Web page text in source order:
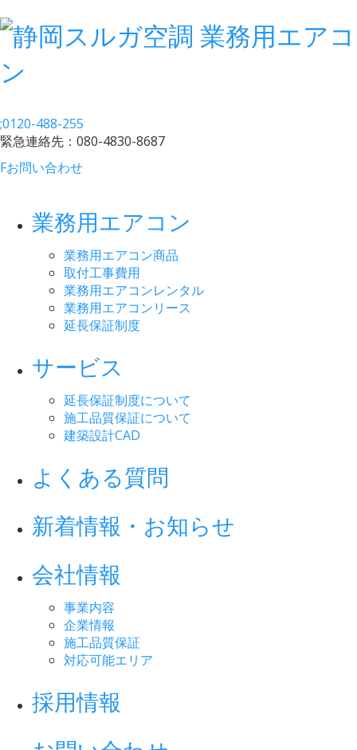
;0120-488-255
緊急連絡先： 080-4830-8687
Fお問い合わせ
業務用エアコン
業務用エアコン商品
取付工事費用
業務用エアコンレンタル
業務用エアコンリース
延長保証制度
サービス
延長保証制度について
施工品質保証について
建築設計CAD
よくある質問
新着情報・お知らせ
会社情報
事業内容
企業情報
施工品質保証
対応可能エリア
採用情報